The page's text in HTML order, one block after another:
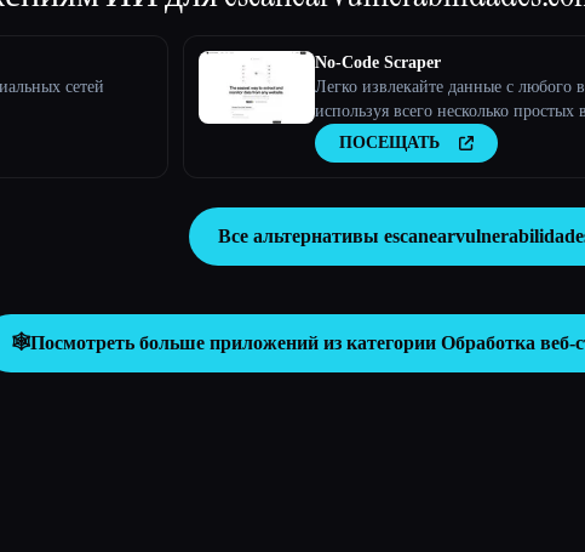
сетей
No-Code Scraper
Легко извлекайте данные с любого
используя всего несколько простых
данных.
ПОСЕЩАТЬ
Все альтернативы
🕸️Посмотреть больше приложений из категории Обработка веб-